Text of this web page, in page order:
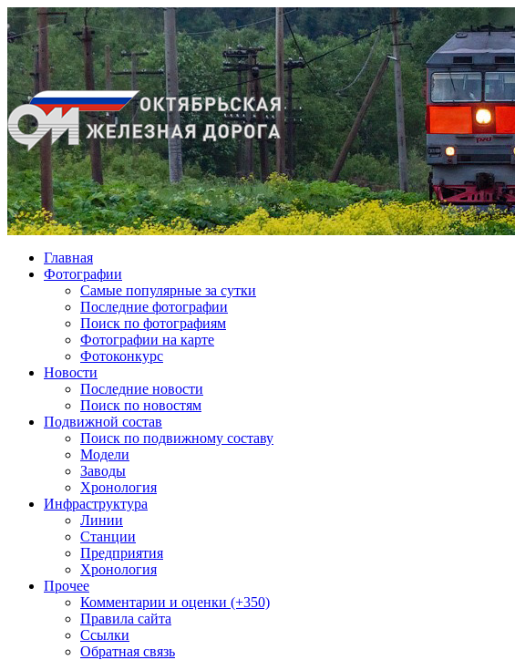
Главная
Фотографии
Cамые популярные за сутки
Последние фотографии
Поиск по фотографиям
Фотографии на карте
Фотоконкурс
Новости
Последние новости
Поиск по новостям
Подвижной состав
Поиск по подвижному составу
Модели
Заводы
Хронология
Инфраструктура
Линии
Станции
Предприятия
Хронология
Прочее
Комментарии и оценки (+350)
Правила сайта
Ссылки
Обратная связь